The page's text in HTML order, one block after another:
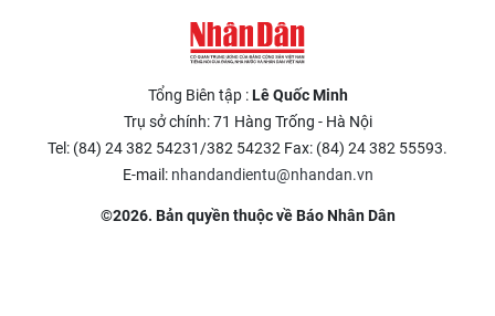
Tổng Biên tập :Lê Quốc Minh
Trụ sở chính: 71 Hàng Trống - Hà Nội
Tel: (84) 24 382 54231/382 54232 Fax: (84) 24 382 55593.
E-mail: nhandandientu@nhandan.vn
©2026. Bản quyền thuộc về Báo Nhân Dân